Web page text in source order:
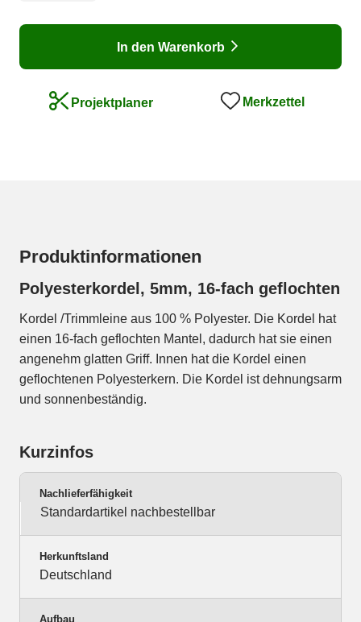
In den Warenkorb
Projektplaner Merkzettel
Produktinformationen
Polyesterkordel, 5mm, 16-fach geflochten
Kordel /Trimmleine aus 100 % Polyester. Die Kordel hat
einen 16-fach geflochten Mantel, dadurch hat sie einen
angenehm glatten Griff. Innen hat die Kordel einen
geflochtenen Polyesterkern. Die Kordel ist dehnungsarm
und sonnenbeständig.
Kurzinfos
Nachlieferfähigkeit
Standardartikel nachbestellbar
Herkunftsland
Deutschland
Aufbau